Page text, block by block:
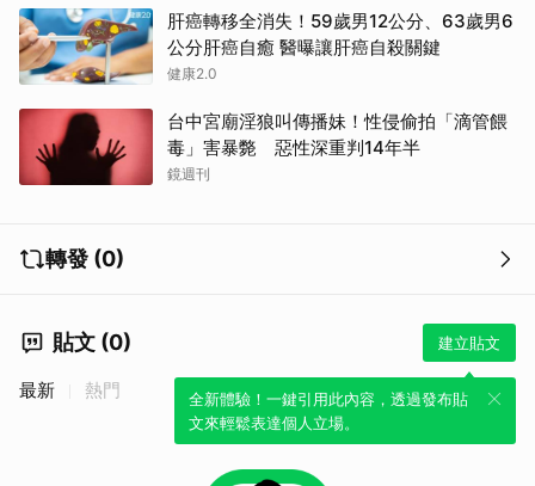
肝癌轉移全消失！59歲男12公分、63歲男6
公分肝癌自癒 醫曝讓肝癌自殺關鍵
健康2.0
台中宮廟淫狼叫傳播妹！性侵偷拍「滴管餵
毒」害暴斃 惡性深重判14年半
鏡週刊
轉發 (0)
貼文 (0) 建立貼文
全新體驗！一鍵引用此內容，透過發布貼
文來輕鬆表達個人立場。
最新 熱門